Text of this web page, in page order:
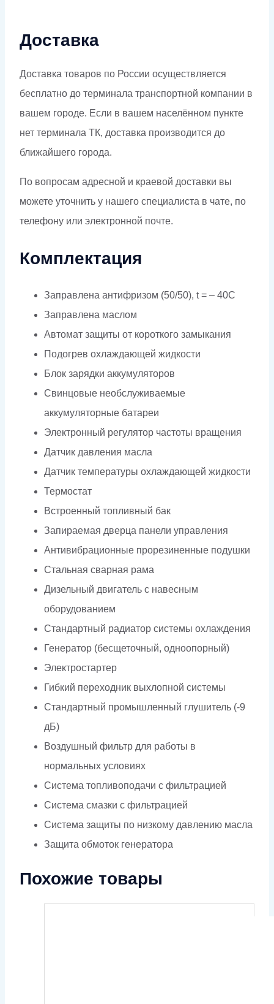
Доставка
Доставка товаров по России осуществляется
бесплатно до терминала транспортной компании в
вашем городе. Если в вашем населённом пункте
нет терминала ТК, доставка производится до
ближайшего города.
По вопросам адресной и краевой доставки вы
можете уточнить у нашего специалиста в чате, по
телефону или электронной почте.
Комплектация
Заправлена антифризом (50/50), t = – 40C
Заправлена маслом
Автомат защиты от короткого замыкания
Подогрев охлаждающей жидкости
Блок зарядки аккумуляторов
Свинцовые необслуживаемые
аккумуляторные батареи
Электронный регулятор частоты вращения
Датчик давления масла
Датчик температуры охлаждающей жидкости
Термостат
Встроенный топливный бак
Запираемая дверца панели управления
Антивибрационные прорезиненные подушки
Стальная сварная рама
Дизельный двигатель с навесным
оборудованием
Стандартный радиатор системы охлаждения
Генератор (бесщеточный, одноопорный)
Электростартер
Гибкий переходник выхлопной системы
Стандартный промышленный глушитель (-9
дБ)
Воздушный фильтр для работы в
нормальных условиях
Система топливоподачи с фильтрацией
Система смазки с фильтрацией
Система защиты по низкому давлению масла
Защита обмоток генератора
Похожие товары